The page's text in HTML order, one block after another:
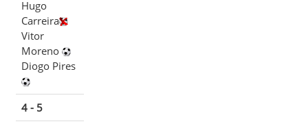
Hugo
Carreira
Vitor
Moreno
Diogo Pires
4 - 5